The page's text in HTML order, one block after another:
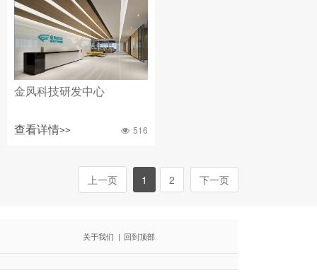
金风科技研发中心
查看详情>> 516
上一页 1 2 下一页
关于我们 | 回到顶部